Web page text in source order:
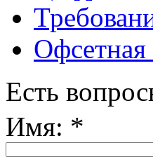
Офсетная
Есть
Имя: *